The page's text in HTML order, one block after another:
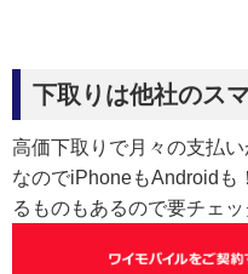
下取りは他社のス
高価下取りで月々の支払
なのでiPhoneもAndroidも
るものもあるので要チェッ